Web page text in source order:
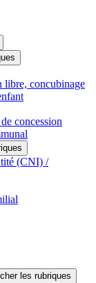
libre, concubinage
concession
(CNI) /